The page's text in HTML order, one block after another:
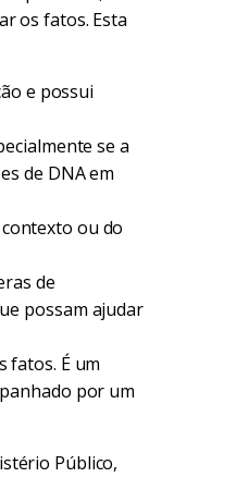
os fatos. Esta
e possui
se a
de DNA em
ou do
de
possam ajudar
fatos. É um
por um
Público,